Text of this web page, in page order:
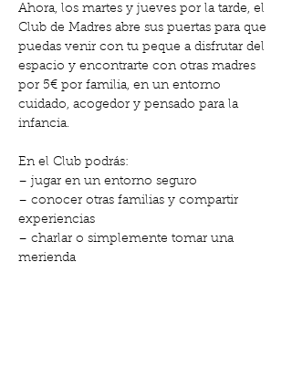
Ahora, los martes y jueves por la tarde, el
Club de Madres abre sus puertas para que
puedas venir con tu peque a disfrutar del
espacio y encontrarte con otras madres
por 5€ por familia, en un entorno
cuidado, acogedor y pensado para la
infancia.
En el Club podrás:
– jugar en un entorno seguro
– conocer otras familias y compartir
experiencias
– charlar o simplemente tomar una
merienda